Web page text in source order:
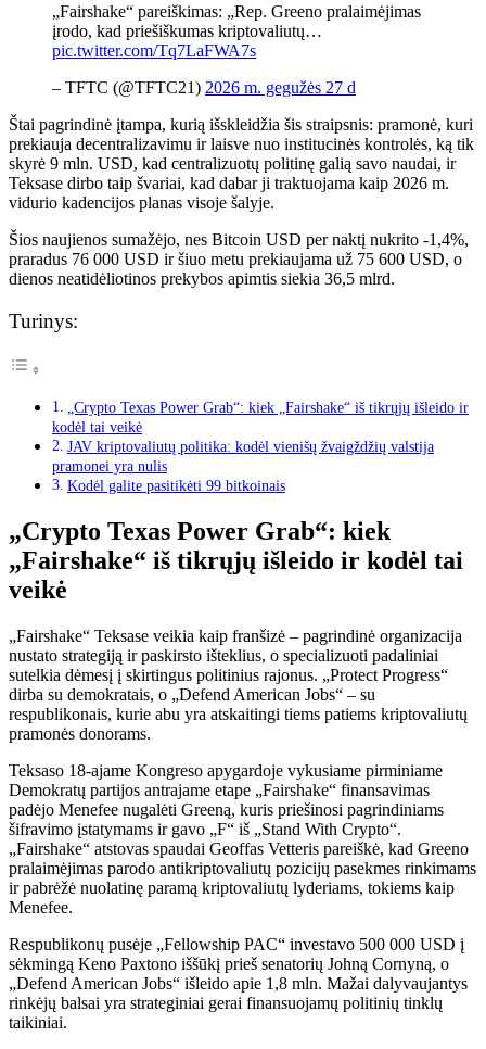
„Fairshake“ pareiškimas: „Rep. Greeno pralaimėjimas
įrodo, kad priešiškumas kriptovaliutų…
pic.twitter.com/Tq7LaFWA7s
– TFTC (@TFTC21) 2026 m. gegužės 27 d
Štai pagrindinė įtampa, kurią išskleidžia šis straipsnis: pramonė, kuri
prekiauja decentralizavimu ir laisve nuo institucinės kontrolės, ką tik
skyrė 9 mln. USD, kad centralizuotų politinę galią savo naudai, ir
Teksase dirbo taip švariai, kad dabar ji traktuojama kaip 2026 m.
vidurio kadencijos planas visoje šalyje.
Šios naujienos sumažėjo, nes Bitcoin USD per naktį nukrito -1,4%,
praradus 76 000 USD ir šiuo metu prekiaujama už 75 600 USD, o
dienos neatidėliotinos prekybos apimtis siekia 36,5 mlrd.
Turinys:
„Crypto Texas Power Grab“: kiek „Fairshake“ iš tikrųjų išleido ir
kodėl tai veikė
JAV kriptovaliutų politika: kodėl vienišų žvaigždžių valstija
pramonei yra nulis
Kodėl galite pasitikėti 99 bitkoinais
„Crypto Texas Power Grab“: kiek
„Fairshake“ iš tikrųjų išleido ir kodėl tai
veikė
„Fairshake“ Teksase veikia kaip franšizė – pagrindinė organizacija
nustato strategiją ir paskirsto išteklius, o specializuoti padaliniai
sutelkia dėmesį į skirtingus politinius rajonus. „Protect Progress“
dirba su demokratais, o „Defend American Jobs“ – su
respublikonais, kurie abu yra atskaitingi tiems patiems kriptovaliutų
pramonės donorams.
Teksaso 18-ajame Kongreso apygardoje vykusiame pirminiame
Demokratų partijos antrajame etape „Fairshake“ finansavimas
padėjo Menefee nugalėti Greeną, kuris priešinosi pagrindiniams
šifravimo įstatymams ir gavo „F“ iš „Stand With Crypto“.
„Fairshake“ atstovas spaudai Geoffas Vetteris pareiškė, kad Greeno
pralaimėjimas parodo antikriptovaliutų pozicijų pasekmes rinkimams
ir pabrėžė nuolatinę paramą kriptovaliutų lyderiams, tokiems kaip
Menefee.
Respublikonų pusėje „Fellowship PAC“ investavo 500 000 USD į
sėkmingą Keno Paxtono iššūkį prieš senatorių Johną Cornyną, o
„Defend American Jobs“ išleido apie 1,8 mln. Mažai dalyvaujantys
rinkėjų balsai yra strateginiai gerai finansuojamų politinių tinklų
taikiniai.